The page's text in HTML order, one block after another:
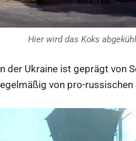
Hier wird das Koks
der Ukraine ist geprägt von
von pro-